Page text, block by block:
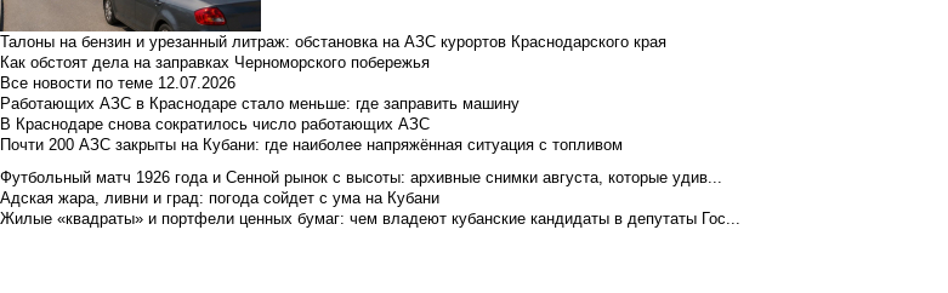
Талоны на бензин и урезанный литраж: обстановка на АЗС курортов Краснодарского края
Как обстоят дела на заправках Черноморского побережья
Все новости по теме 12.07.2026
Работающих АЗС в Краснодаре стало меньше: где заправить машину
В Краснодаре снова сократилось число работающих АЗС
Почти 200 АЗС закрыты на Кубани: где наиболее напряжённая ситуация с топливом
Футбольный матч 1926 года и Сенной рынок с высоты: архивные снимки августа, которые удив...
Адская жара, ливни и град: погода сойдет с ума на Кубани
Жилые «квадраты» и портфели ценных бумаг: чем владеют кубанские кандидаты в депутаты Гос...